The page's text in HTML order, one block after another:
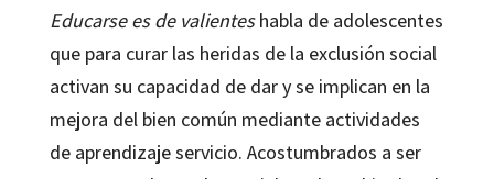
Educarse es de valienteshabla de adolescentes
que para curar las heridas de la exclusión social
activan su capacidad de dar y se implican en la
mejora del bien común mediante actividades
de aprendizaje servicio. Acostumbrados a ser